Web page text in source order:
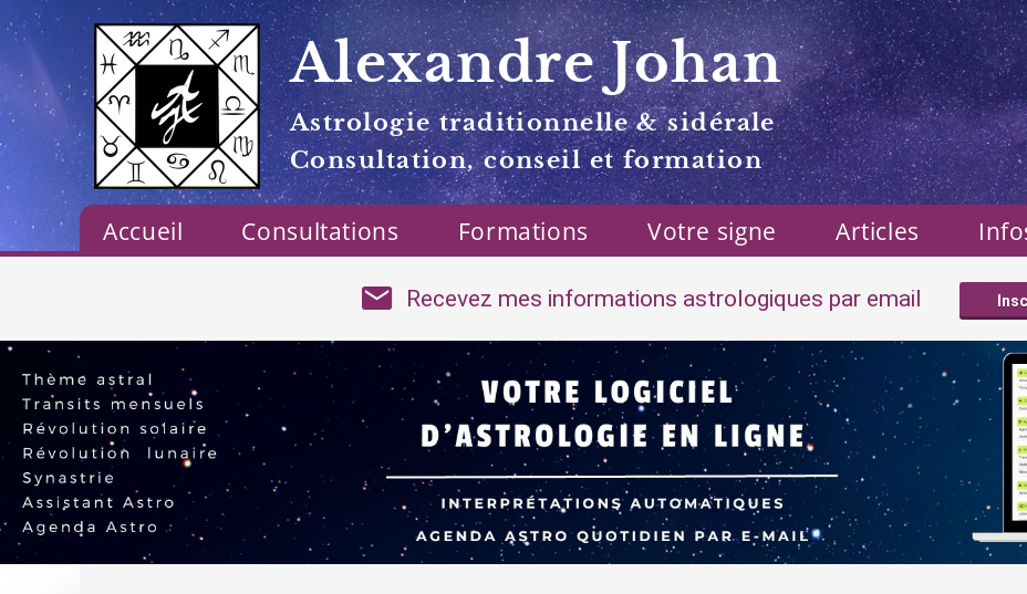
Alexandre Johan
Astrologie traditionnelle & sidérale
Consultation, conseil et formation
Accueil Consultations Formations Votre signe Articles
Recevez mes informations astrologiques par email